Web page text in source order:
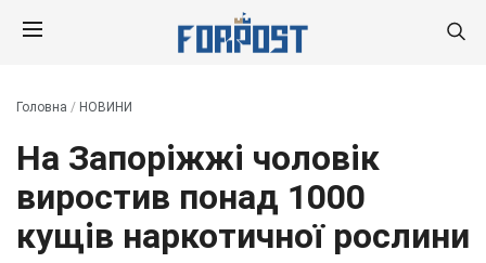
Головна / НОВИНИ
На Запоріжжі чоловік
виростив понад 1000
кущів наркотичної рослини